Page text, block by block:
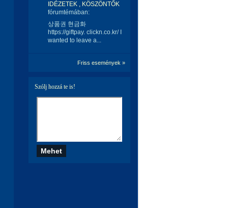
IDÉZETEK , KÖSZÖNTŐK
fórumtémában:
상품권 현금화
https://giftpay. clickn.co.kr/ I
wanted to leave a...
Friss események »
Szólj hozzá te is!